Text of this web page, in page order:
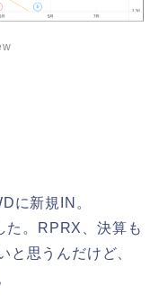
に新規IN。
た。RPRX、決算も
と思うんだけど、